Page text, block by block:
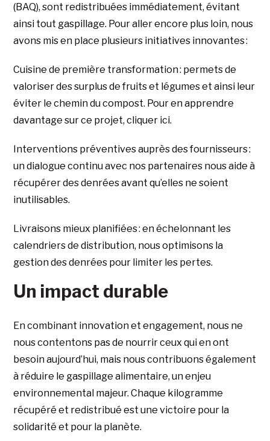
(BAQ), sont redistribuées immédiatement, évitant
ainsi tout gaspillage. Pour aller encore plus loin, nous
avons mis en place plusieurs initiatives innovantes :
Cuisine de première transformation : permets de
valoriser des surplus de fruits et légumes et ainsi leur
éviter le chemin du compost. Pour en apprendre
davantage sur ce projet, cliquer ici.
Interventions préventives auprès des fournisseurs :
un dialogue continu avec nos partenaires nous aide à
récupérer des denrées avant qu’elles ne soient
inutilisables.
Livraisons mieux planifiées : en échelonnant les
calendriers de distribution, nous optimisons la
gestion des denrées pour limiter les pertes.
Un impact durable
En combinant innovation et engagement, nous ne
nous contentons pas de nourrir ceux qui en ont
besoin aujourd’hui, mais nous contribuons également
à réduire le gaspillage alimentaire, un enjeu
environnemental majeur. Chaque kilogramme
récupéré et redistribué est une victoire pour la
solidarité et pour la planète.